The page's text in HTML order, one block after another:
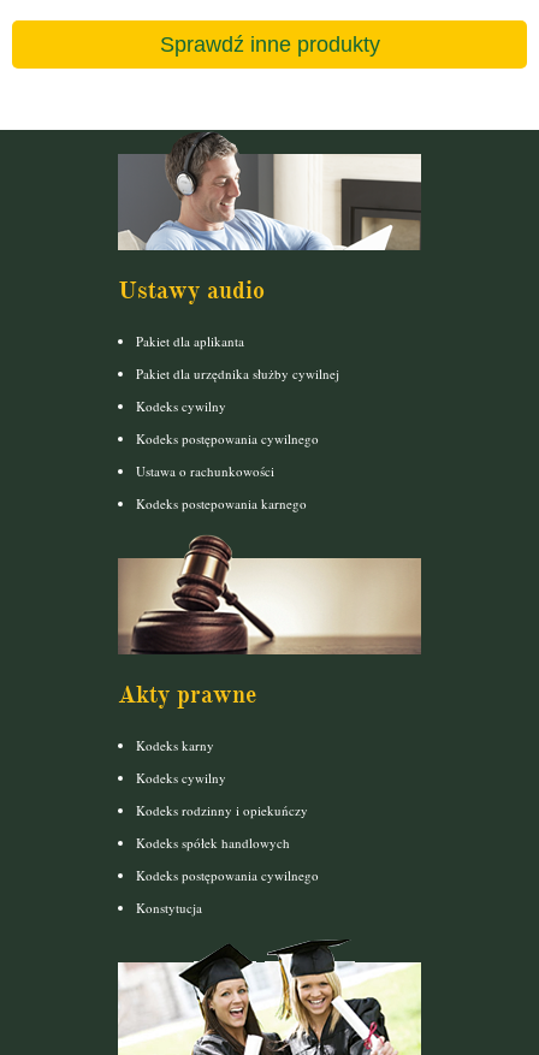
Sprawdź inne produkty
Ustawy audio
Pakiet dla aplikanta
Pakiet dla urzędnika służby cywilnej
Kodeks cywilny
Kodeks postępowania cywilnego
Ustawa o rachunkowości
Kodeks postepowania karnego
Akty prawne
Kodeks karny
Kodeks cywilny
Kodeks rodzinny i opiekuńczy
Kodeks spółek handlowych
Kodeks postępowania cywilnego
Konstytucja